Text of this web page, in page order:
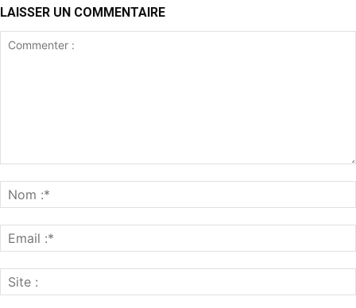
LAISSER UN COMMENTAIRE